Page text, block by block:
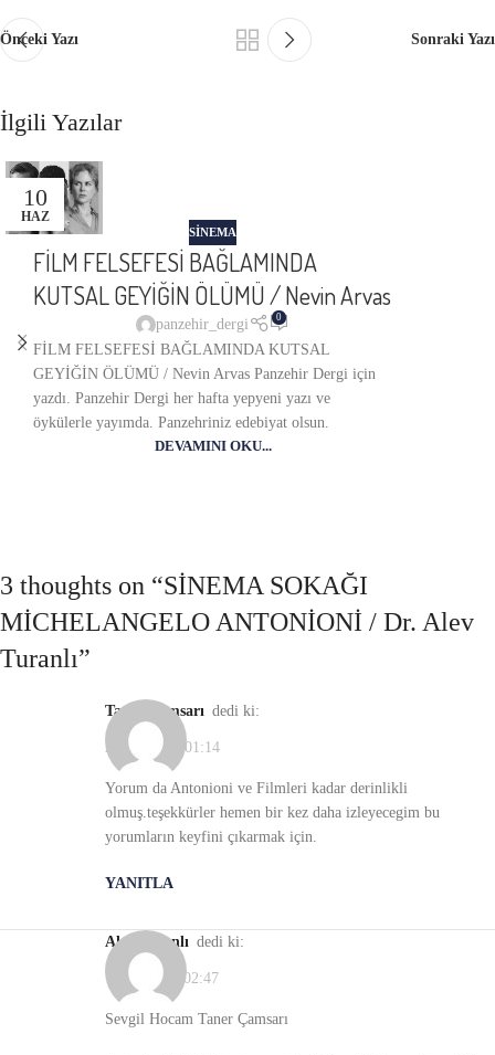
Önceki Yazı Sonraki Yazı
İlgili Yazılar
10
HAZ
SINEMA
FİLM FELSEFESİ BAĞLAMINDA
KUTSAL GEYİĞİN ÖLÜMÜ / Nevin Arvas
panzehir_dergi 0
FİLM FELSEFESİ BAĞLAMINDA KUTSAL
GEYİĞİN ÖLÜMÜ / Nevin Arvas Panzehir Dergi için
yazdı. Panzehir Dergi her hafta yepyeni yazı ve
öykülerle yayımda. Panzehriniz edebiyat olsun.
DEVAMINI OKU...
3 thoughts on “SİNEMA SOKAĞI
MİCHELANGELO ANTONİONİ / Dr. Alev
Turanlı”
Taner Çamsarı dedi ki:
23/10/2021, 01:14
Yorum da Antonioni ve Filmleri kadar derinlikli
olmuş.teşekkürler hemen bir kez daha izleyecegim bu
yorumların keyfini çıkarmak için.
YANITLA
Alev Turanlı dedi ki:
18/11/2021, 02:47
Sevgil Hocam Taner Çamsarı